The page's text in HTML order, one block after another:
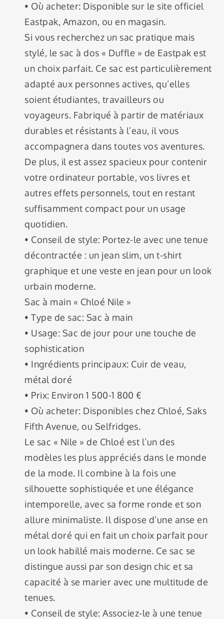
• Où acheter: Disponible sur le site officiel
Eastpak, Amazon, ou en magasin.
Si vous recherchez un sac pratique mais
stylé, le sac à dos « Duffle » de Eastpak est
un choix parfait. Ce sac est particulièrement
adapté aux personnes actives, qu’elles
soient étudiantes, travailleurs ou
voyageurs. Fabriqué à partir de matériaux
durables et résistants à l’eau, il vous
accompagnera dans toutes vos aventures.
De plus, il est assez spacieux pour contenir
votre ordinateur portable, vos livres et
autres effets personnels, tout en restant
suffisamment compact pour un usage
quotidien.
• Conseil de style: Portez-le avec une tenue
décontractée : un jean slim, un t-shirt
graphique et une veste en jean pour un look
urbain moderne.
Sac à main « Chloé Nile »
• Type de sac: Sac à main
• Usage: Sac de jour pour une touche de
sophistication
• Ingrédients principaux: Cuir de veau,
métal doré
• Prix: Environ 1 500-1 800 €
• Où acheter: Disponibles chez Chloé, Saks
Fifth Avenue, ou Selfridges.
Le sac « Nile » de Chloé est l’un des
modèles les plus appréciés dans le monde
de la mode. Il combine à la fois une
silhouette sophistiquée et une élégance
intemporelle, avec sa forme ronde et son
allure minimaliste. Il dispose d’une anse en
métal doré qui en fait un choix parfait pour
un look habillé mais moderne. Ce sac se
distingue aussi par son design chic et sa
capacité à se marier avec une multitude de
tenues.
• Conseil de style: Associez-le à une tenue